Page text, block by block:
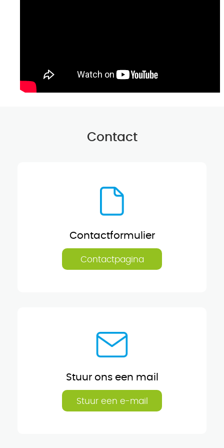
Contact
Contactformulier
Contactpagina
Stuur ons een mail
Stuur een e-mail